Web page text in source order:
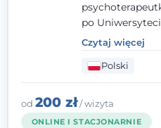
po
dorosłymi,
pomoc na
potrzeb i więzi
Terapia to dla
którym
zrozumiany.
Czytaj więcej
Polski
od 200 zł/ wizyta
ONLINE I STACJONARNIE